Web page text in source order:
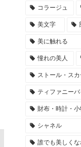
コラージュ
美文字
美に触れる
憧れの美人
ストール・スカ
ティファニー
財布・時計・小
シャネル
誰でも美しくな